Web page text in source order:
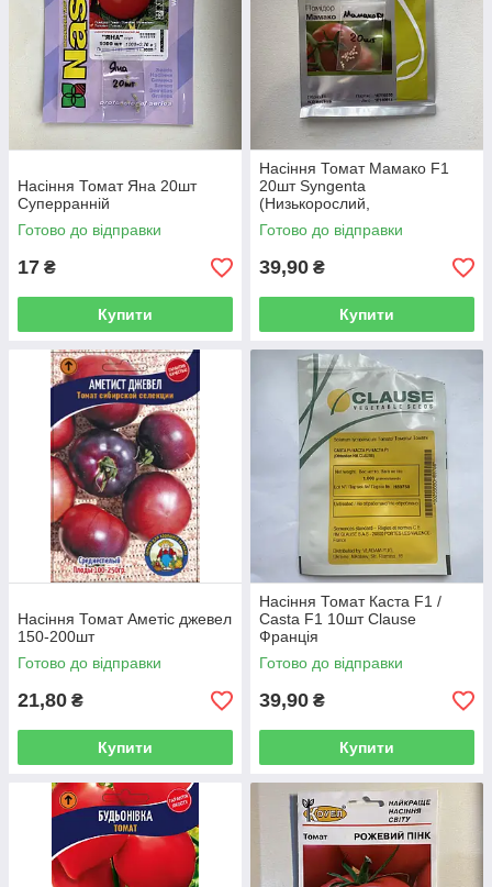
Насіння Томат Яна 20шт
Суперранній
Готово до відправки
17 ₴
Купити
Насіння Томат Мамако F1
20шт Syngenta
(Низькорослий,
Крупноплодний)
Готово до відправки
39,90 ₴
Купити
Насіння Томат Аметіс джевел
150-200шт
Готово до відправки
21,80 ₴
Купити
Насіння Томат Каста F1 /
Casta F1 10шт Clause
Франція
Готово до відправки
39,90 ₴
Купити